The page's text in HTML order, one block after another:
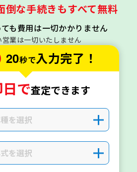
倒な手続きもすべて無料
も費用は一切かかりません
業は一切いたしません
20秒で入力完了！
で査定できます
を選択 ＋
を選択 ＋